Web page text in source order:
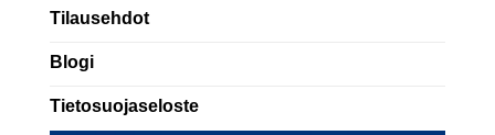
Tilausehdot
Blogi
Tietosuojaseloste